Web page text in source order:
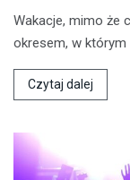
Wakacje, mimo że
okresem, w którym
Czytaj dalej